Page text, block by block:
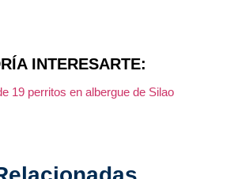
INTERESARTE:
19 perritos en albergue de Silao